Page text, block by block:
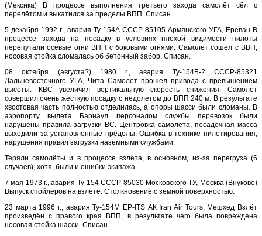
(Мексика) В процессе выполнения третьего захода самолёт сёл с
перелётом и выкатился за пределы ВПП. Списан.
5 декабря 1992 г., авария Ту-154А СССР-85105 Армянского УГА, Ереван В
процессе захода на посадку в условиях плохой видимости пилоты
перепутали осевые огни ВПП с боковыми огнями. Самолёт сошёл с ВВП,
носовая стойка сломалась об бетонный забор. Списан.
08 октября (августа?) 1980 г., авария Ту-154Б-2 СССР-85321
Дальневосточного УГА, Чита Самолет прошел привода с превышением
высоты. КВС увеличил вертикальную скорость снижения. Самолет
совершил очень жесткую посадку с недолетом до ВПП 240 м. В результате
хвостовая часть полностью отделилась, а опоры шасси были сломаны. В
аэропорту вылета Барнаул персоналом службы перевозок были
нарушены правила загрузки ВС. Центровка самолета, посадочная масса
выходили за установленные пределы. Ошибка в технике пилотирования,
нарушения правил загрузки наземными службами.
Теряли самолёты и в процессе взлёта, в основном, из-за перегруза (6
случаев), хотя, были и ошибки экипажа.
7 мая 1973 г., авария Ту-154 СССР-85030 Московского ТУ, Москва (Внуково)
Выпуск спойлеров на взлёте. Столкновение с земной поверхностью.
23 марта 1996 г., авария Ту-154М EP-ITS АК Iran Air Tours, Мешхед Взлёт
произведён с правого края ВПП, в результате чего была повреждена
носовая стойка шасси. Списан.